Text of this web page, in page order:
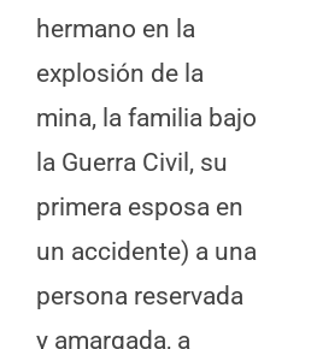
hermano en la
explosión de la
mina, la familia bajo
la Guerra Civil, su
primera esposa en
un accidente) a una
persona reservada
y amargada, a